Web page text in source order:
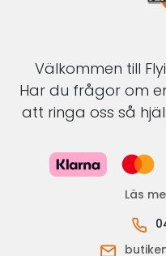
Välkommen till
Har du frågor om
att ringa oss så
Läs